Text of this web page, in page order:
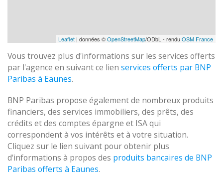
Leaflet | données ©OpenStreetMap/ODbL - renduOSM France
Vous trouvez plus d'informations sur les services offerts
par l'agence en suivant ce lien services offerts par BNP
Paribas à Eaunes.
BNP Paribas propose également de nombreux produits
financiers, des services immobiliers, des prêts, des
crédits et des comptes épargne et ISA qui
correspondent à vos intérêts et à votre situation.
Cliquez sur le lien suivant pour obtenir plus
d'informations à propos des produits bancaires de BNP
Paribas offerts à Eaunes.